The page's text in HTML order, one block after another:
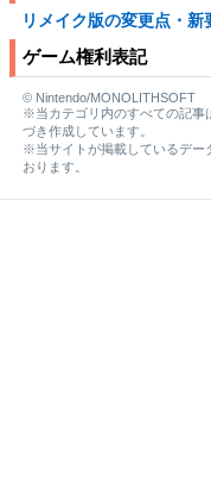
リメイク版の変更点・新
ゲーム権利表記
© Nintendo/MONOLITHSOFT
※当カテゴリ内のすべての記事
づき作成しています。
※当サイトが掲載しているデー
おります。